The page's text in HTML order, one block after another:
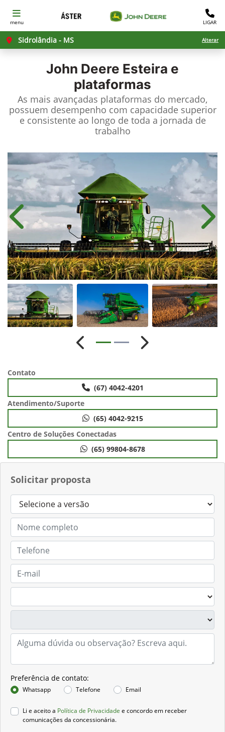
menu LIGAR
Sidrolândia - MS Alterar
John Deere Esteira e
plataformas
As mais avançadas plataformas do mercado,
possuem desempenho com capacidade superior
e consistente ao longo de toda a jornada de
trabalho
Solicitar proposta
Preferência de contato:
Whatsapp Telefone Email
Li e aceito a Política de Privacidade e concordo em receber
comunicações da concessionária.
Anterior
Anterior Próximo
Contato
(67) 4042-4201
Atendimento/Suporte
(65) 4042-9215
Centro de Soluções Conectadas
(65) 99804-8678